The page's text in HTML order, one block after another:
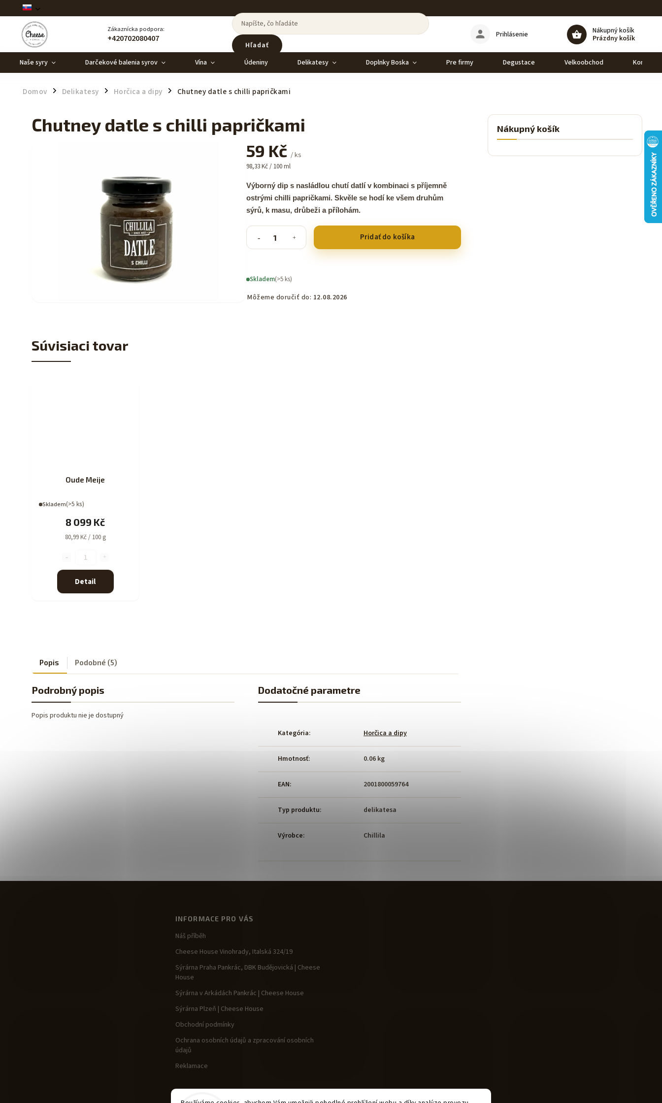
Zákaznícka podpora:
+420702080407
Hľadať
Nákupný košík
Prázdny košík
Prihlásenie
Naše syry Darčekové balenia syrov Vína Údeniny Delikatesy Doplnky Boska Pre firmy Degustace Velkoobchod Kontakt
Domov / Delikatesy / Horčica a dipy / Chutney datle s chilli papričkami
Nákupný košík
Chutney datle s chilli papričkami
59 Kč / ks
98,33 Kč / 100 ml
Skladem(>5 ks)
Môžeme doručiť do: 12.08.2026
Pridať do košíka
Výborný dip s nasládlou chutí datlí v kombinaci s příjemně
ostrými chilli papričkami. Skvěle se hodí ke všem druhům
sýrů, k masu, drůbeži a přílohám.
Súvisiaci tovar
Oude Meije
Skladem(>5 ks)
8 099 Kč
80,99 Kč / 100 g
Detail
Popis Podobné (5)
Podrobný popis
Popis produktu nie je dostupný
Dodatočné parametre
Kategória: Horčica a dipy
Hmotnosť: 0.06 kg
EAN: 2001800059764
Typ produktu: delikatesa
Výrobce: Chillila
INFORMACE PRO VÁS
Náš příběh
Cheese House Vinohrady, Italská 324/19
Sýrárna Praha Pankrác, DBK Budějovická | Cheese
House
Sýrárna v Arkádách Pankrác | Cheese House
Sýrárna Plzeň | Cheese House
Obchodní podmínky
Ochrana osobních údajů a zpracování osobních
údajů
Reklamace